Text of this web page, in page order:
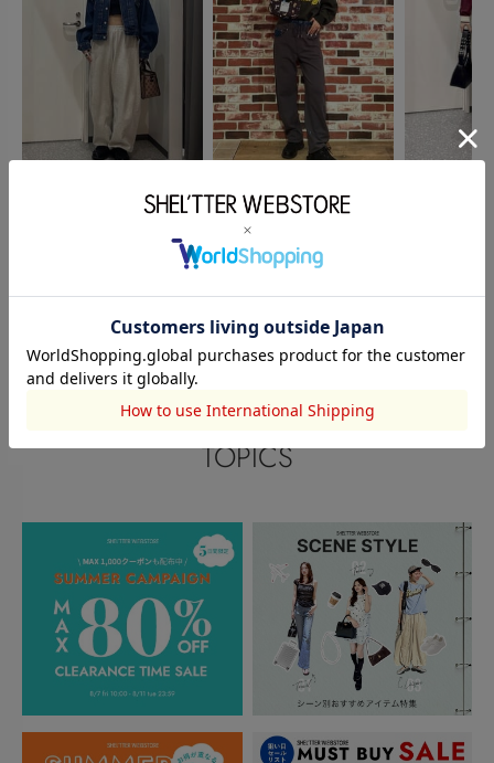
BOWL
宇野澤 ひかる
167cm
このアイテムを見た人がチェックしている商品
閲覧中カテゴリーのランキング
TOPICS